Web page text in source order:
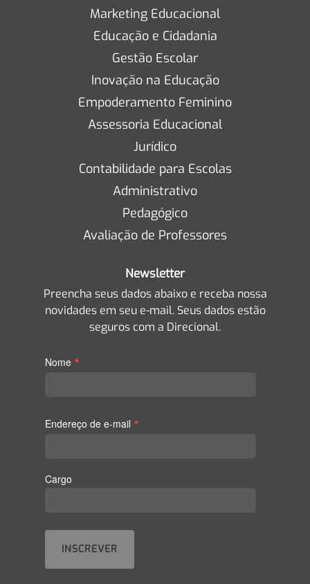
Marketing Educacional
Educação e Cidadania
Gestão Escolar
Inovação na Educação
Empoderamento Feminino
Assessoria Educacional
Jurídico
Contabilidade para Escolas
Administrativo
Pedagógico
Avaliação de Professores
Newsletter
Preencha seus dados abaixo e receba nossa
novidades em seu e-mail. Seus dados estão
seguros com a Direcional.
Nome *
Endereço de e-mail *
Cargo